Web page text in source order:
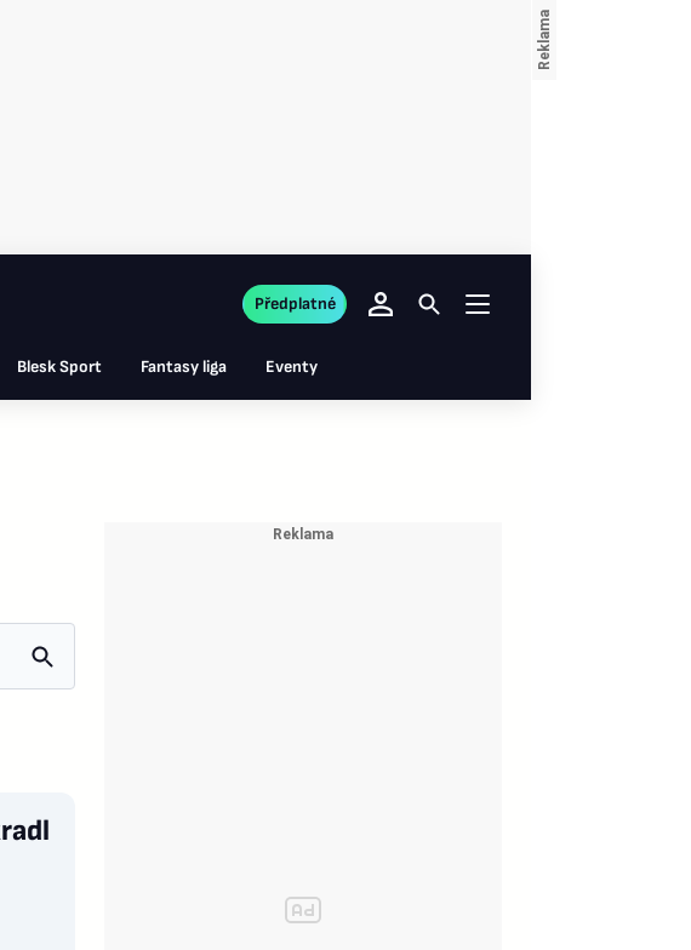
Blesk Sport Fantasy liga Eventy
Předplatné